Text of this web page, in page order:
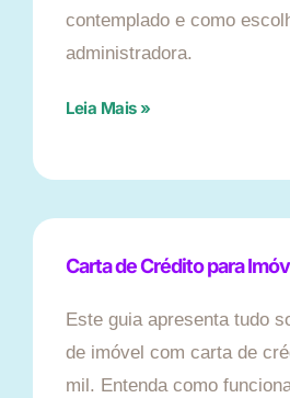
contemplado e como
administradora.
Leia Mais »
Carta de Crédito para
Este guia apresenta tudo
de imóvel com carta de
mil. Entenda como